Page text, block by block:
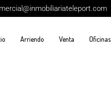
Arriendo Venta Oficinas